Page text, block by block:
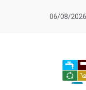
06/08/2026